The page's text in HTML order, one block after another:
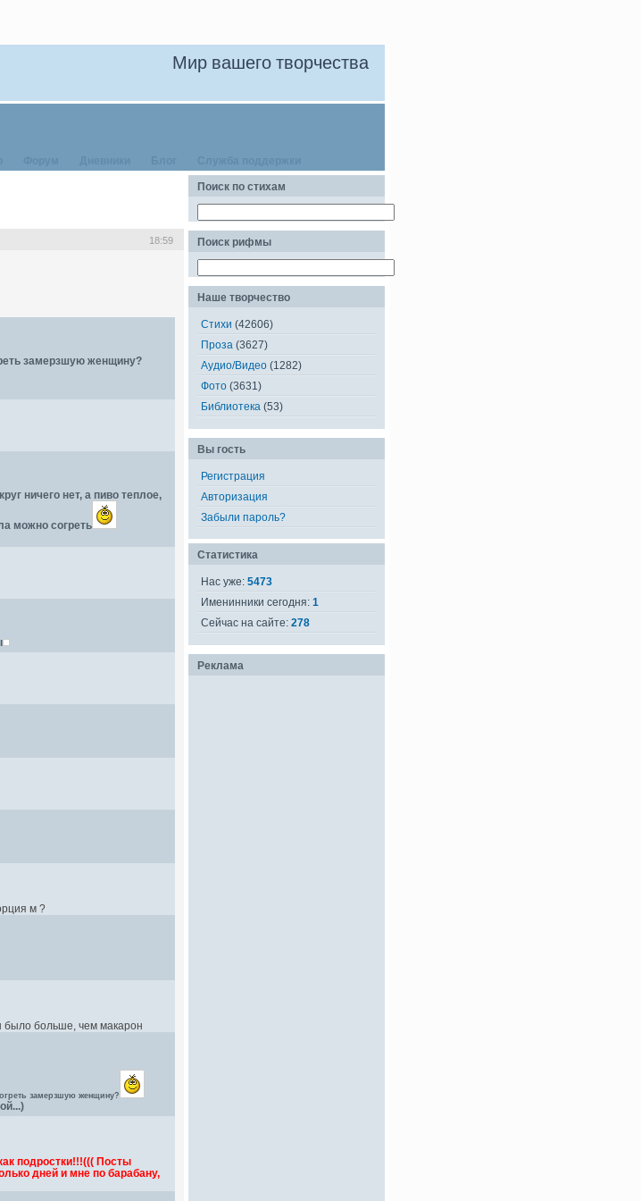
Мир вашего творчества
18:59
замерзшую женщину?
ничего нет, а пиво теплое,
можно согреть
м ?
было больше, чем макарон
замерзшую женщину?
подростки!!!((( Посты
дней и мне по барабану,
Поиск по стихам
Поиск рифмы
Наше творчество
Стихи (42606)
Проза (3627)
Аудио/Видео (1282)
Фото (3631)
Библиотека (53)
Вы гость
Регистрация
Авторизация
Забыли пароль?
Статистика
Нас уже: 5473
Именинники сегодня: 1
Сейчас на сайте: 278
Реклама